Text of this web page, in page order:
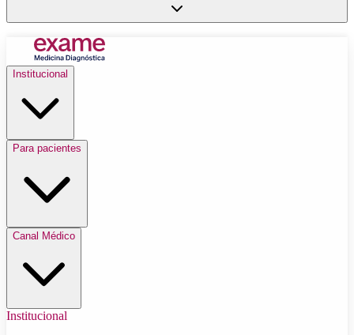
Institucional
Para pacientes
Canal Médico
Institucional